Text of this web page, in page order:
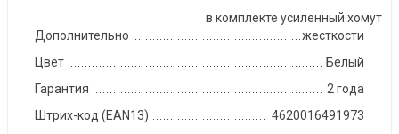
Дополнительно
в комплекте усиленный хомут
жесткости
Цвет
Белый
Гарантия
2 года
Штрих-код (EAN13)
4620016491973